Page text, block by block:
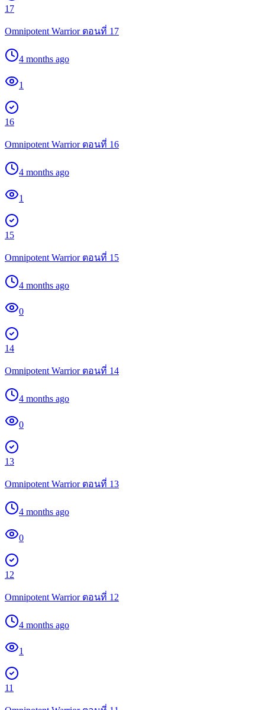
17
Omnipotent Warrior ตอนที่ 17
4 months ago
1
16
Omnipotent Warrior ตอนที่ 16
4 months ago
1
15
Omnipotent Warrior ตอนที่ 15
4 months ago
0
14
Omnipotent Warrior ตอนที่ 14
4 months ago
0
13
Omnipotent Warrior ตอนที่ 13
4 months ago
0
12
Omnipotent Warrior ตอนที่ 12
4 months ago
1
11